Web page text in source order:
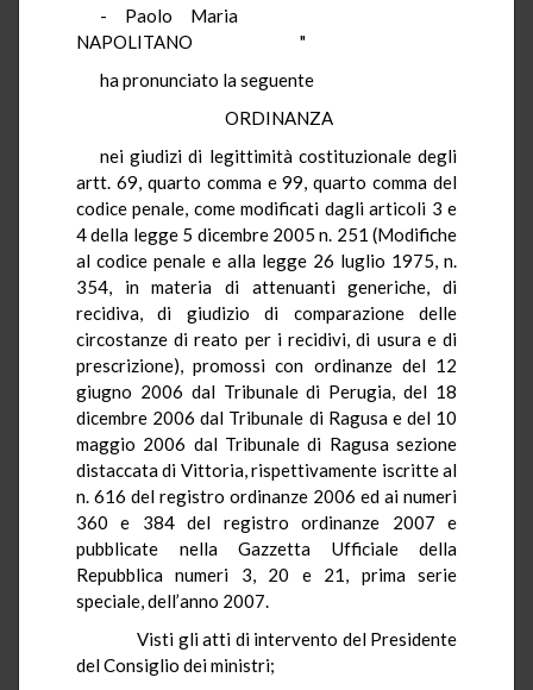
- Paolo Maria
NAPOLITANO "
ha pronunciato la seguente
ORDINANZA
nei giudizi di legittimità costituzionale degli
artt. 69, quarto comma e 99, quarto comma del
codice penale, come modificati dagli articoli 3 e
4 della legge 5 dicembre 2005 n. 251 (Modifiche
al codice penale e alla legge 26 luglio 1975, n.
354, in materia di attenuanti generiche, di
recidiva, di giudizio di comparazione delle
circostanze di reato per i recidivi, di usura e di
prescrizione), promossi con ordinanze del 12
giugno 2006 dal Tribunale di Perugia, del 18
dicembre 2006 dal Tribunale di Ragusa e del 10
maggio 2006 dal Tribunale di Ragusa sezione
distaccata di Vittoria, rispettivamente iscritte al
n. 616 del registro ordinanze 2006 ed ai numeri
360 e 384 del registro ordinanze 2007 e
pubblicate nella Gazzetta Ufficiale della
Repubblica numeri 3, 20 e 21, prima serie
speciale, dell’anno 2007.
Visti gli atti di intervento del Presidente
del Consiglio dei ministri;